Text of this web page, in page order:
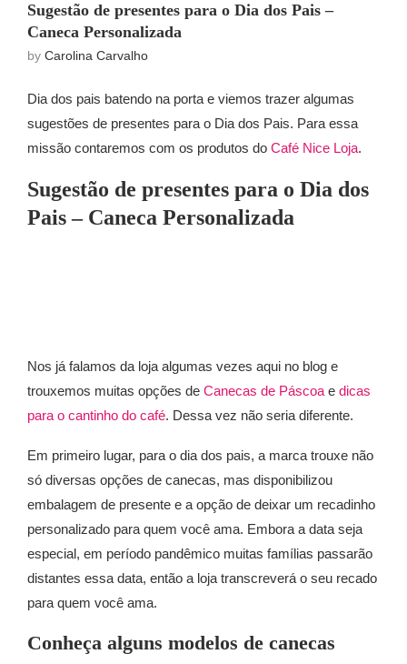
Sugestão de presentes para o Dia dos Pais –
Caneca Personalizada
by Carolina Carvalho
Dia dos pais batendo na porta e viemos trazer algumas
sugestões de presentes para o Dia dos Pais. Para essa
missão contaremos com os produtos do Café Nice Loja.
Sugestão de presentes para o Dia dos
Pais – Caneca Personalizada
Nos já falamos da loja algumas vezes aqui no blog e
trouxemos muitas opções de Canecas de Páscoa e dicas
para o cantinho do café. Dessa vez não seria diferente.
Em primeiro lugar, para o dia dos pais, a marca trouxe não
só diversas opções de canecas, mas disponibilizou
embalagem de presente e a opção de deixar um recadinho
personalizado para quem você ama. Embora a data seja
especial, em período pandêmico muitas famílias passarão
distantes essa data, então a loja transcreverá o seu recado
para quem você ama.
Conheça alguns modelos de canecas